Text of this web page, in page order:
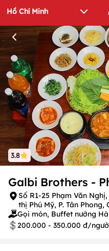
3.8
Galbi Brothers -
Số R1-25 Phạm Văn
thị Phú Mỹ, P. Tân Phong,
Gọi món, Buffet nướng
200.000 - 350.000 đ/